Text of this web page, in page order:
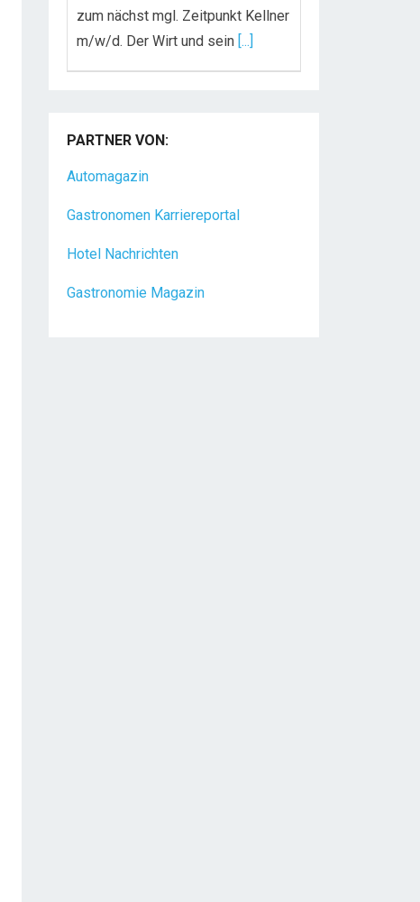
zum nächst mgl. Zeitpunkt Kellner
m/w/d. Der Wirt und sein [...]
PARTNER VON:
Automagazin
Gastronomen Karriereportal
Hotel Nachrichten
Gastronomie Magazin